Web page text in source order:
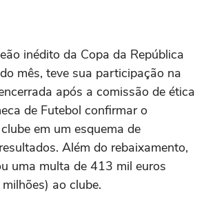
inédito da Copa da República
mês, teve sua participação na
após a comissão de ética
de Futebol confirmar o
em um esquema de
Além do rebaixamento,
uma multa de 413 mil euros
ao clube.